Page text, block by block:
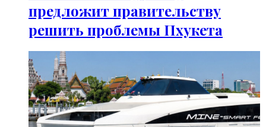
предложит правительству
решить проблемы Пхукета